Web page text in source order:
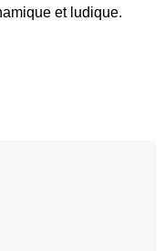
et ludique.